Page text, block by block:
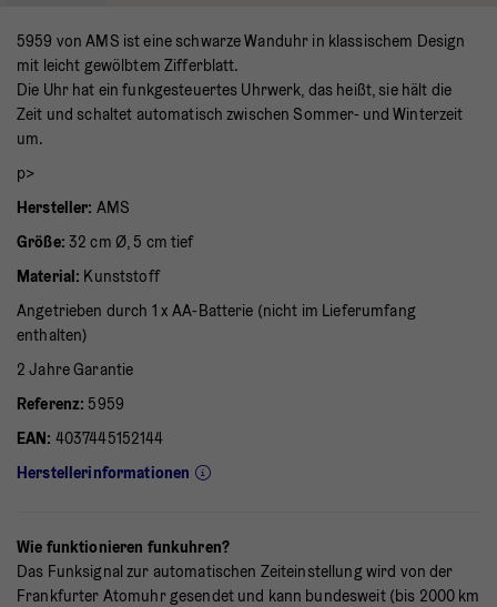
5959 von AMS ist eine schwarze Wanduhr in klassischem Design
mit leicht gewölbtem Zifferblatt.
Die Uhr hat ein funkgesteuertes Uhrwerk, das heißt, sie hält die
Zeit und schaltet automatisch zwischen Sommer- und Winterzeit
um.
p>
Hersteller: AMS
Größe: 32 cm Ø, 5 cm tief
Material: Kunststoff
Angetrieben durch 1 x AA-Batterie (nicht im Lieferumfang
enthalten)
2 Jahre Garantie
Referenz: 5959
EAN: 4037445152144
Herstellerinformationen
Wie funktionieren funkuhren?
Das Funksignal zur automatischen Zeiteinstellung wird von der
Frankfurter Atomuhr gesendet und kann bundesweit (bis 2000 km